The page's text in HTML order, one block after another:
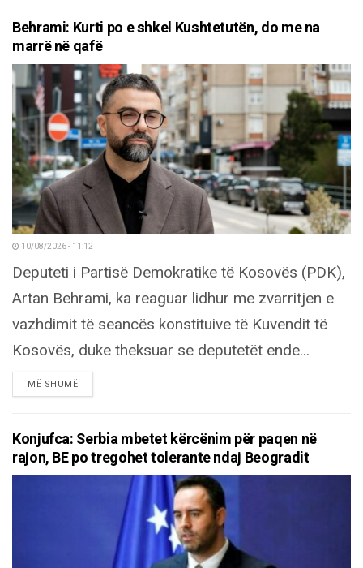
Behrami: Kurti po e shkel Kushtetutën, do me na
marrë në qafë
10/08/2026 - 11:12
Deputeti i Partisë Demokratike të Kosovës (PDK),
Artan Behrami, ka reaguar lidhur me zvarritjen e
vazhdimit të seancës konstituive të Kuvendit të
Kosovës, duke theksuar se deputetët ende...
MË SHUMËDETAILS
Konjufca: Serbia mbetet kërcënim për paqen në
rajon, BE po tregohet tolerante ndaj Beogradit